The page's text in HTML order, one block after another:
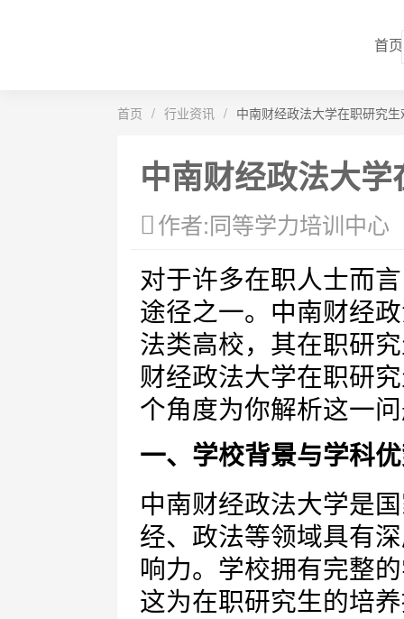
首页
首页 / 行业资讯 / 中南财经政法大学在职研究
中南财经政法大
作者:同等学力培训中心
对于许多在职人士而
途径之一。中南财经
法类高校，其在职研
财经政法大学在职研
个角度为你解析这一
一、学校背景与学科
中南财经政法大学是
经、政法等领域具有
响力。学校拥有完整
这为在职研究生的培